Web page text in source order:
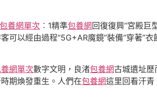
包養網單次 ︰1精準包養網 回復復興“宮殿巨
以經由過程“5G+AR魔鏡”裝備“穿著”衣
網單次數字文明，良渚包養網古城遺址歷
期煥發重生。人們在包養網這里回看汗